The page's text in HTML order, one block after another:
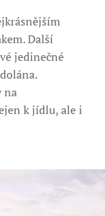
Další
jedinečné
na
k jídlu, ale i